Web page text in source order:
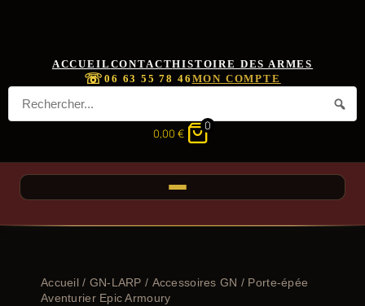
ACCUEIL CONTACTHISTOIRE DES ARMES
☏06 63 55 78 46 MON COMPTE
0,00 €
0
Accueil/ GN-LARP / Accessoires GN / Porte-épée
Aventurier Epic Armoury